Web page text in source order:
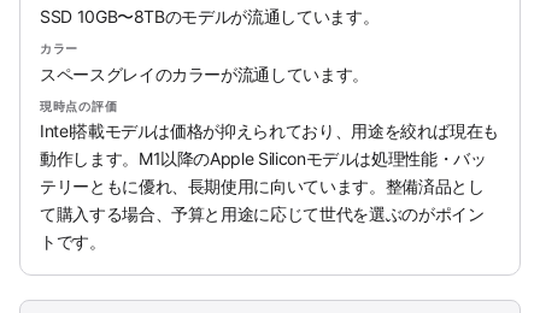
SSD 10GB〜8TBのモデルが流通しています。
カラー
スペースグレイのカラーが流通しています。
現時点の評価
Intel搭載モデルは価格が抑えられており、用途を絞れば現在も
動作します。M1以降のApple Siliconモデルは処理性能・バッ
テリーともに優れ、長期使用に向いています。整備済品とし
て購入する場合、予算と用途に応じて世代を選ぶのがポイン
トです。